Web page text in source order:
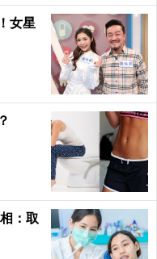
女星
：取